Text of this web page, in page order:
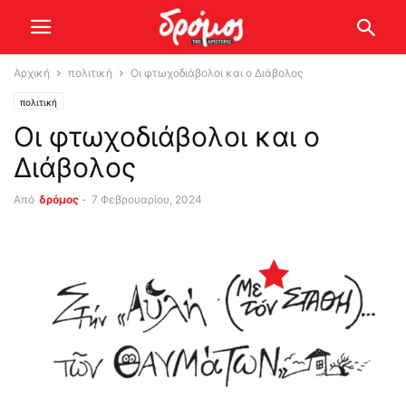
Αρχική πολιτική Οι φτωχοδιάβολοι και ο Διάβολος
πολιτική
Οι φτωχοδιάβολοι και ο
Διάβολος
Από δρόμος - 7 Φεβρουαρίου, 2024